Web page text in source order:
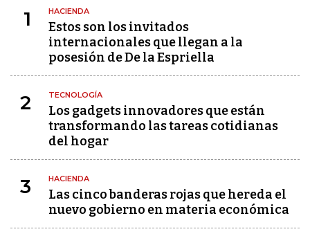
1 HACIENDA
Estos son los invitados
internacionales que llegan a la
posesión de De la Espriella
2 TECNOLOGÍA
Los gadgets innovadores que están
transformando las tareas cotidianas
del hogar
3 HACIENDA
Las cinco banderas rojas que hereda el
nuevo gobierno en materia económica